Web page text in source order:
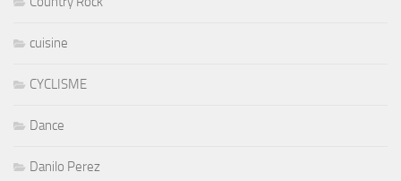
cuisine
CYCLISME
Dance
Danilo Perez